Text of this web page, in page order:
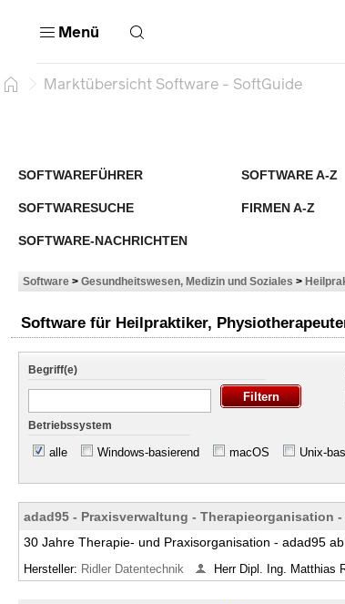
Menü
Marktübersicht Software - SoftGuide
SOFTWAREFÜHRER SOFTWARE A-Z
SOFTWARESUCHE FIRMEN A-Z
SOFTWARE-NACHRICHTEN
Software > Gesundheitswesen, Medizin und Soziales >
Software für Heilpraktiker,
Begriff(e)
Betriebssystem
alle Windows-basierend macOS Unix-
adad95 - Praxisverwaltung - Therapieorganisation
30 Jahre Therapie- und Praxisorganisation - adad95
Hersteller: Ridler Datentechnik Herr Dipl. Ing. Matthias